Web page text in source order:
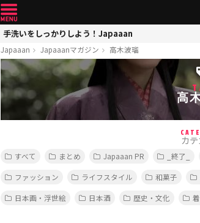
手洗いをしっかりしよう！Japaaan
Japaaan Japaaanマガジン 高木波瑠
高
カ
すべて まとめ Japaaan PR _終了_
ファッション
ライフスタイル 和菓子
日本画・浮世絵
日本酒 歴史・文化